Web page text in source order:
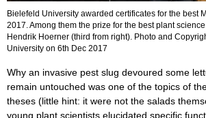
Bielefeld University awarded certificates for the best
2017. Among them the prize for the best plant
Hendrik Hoerner (third from right). Photo and
University on 6th Dec 2017
Why an invasive pest slug devoured some
remain untouched was one of the topics of
theses (little hint: it were not the salads
young plant scientists elucidated specific